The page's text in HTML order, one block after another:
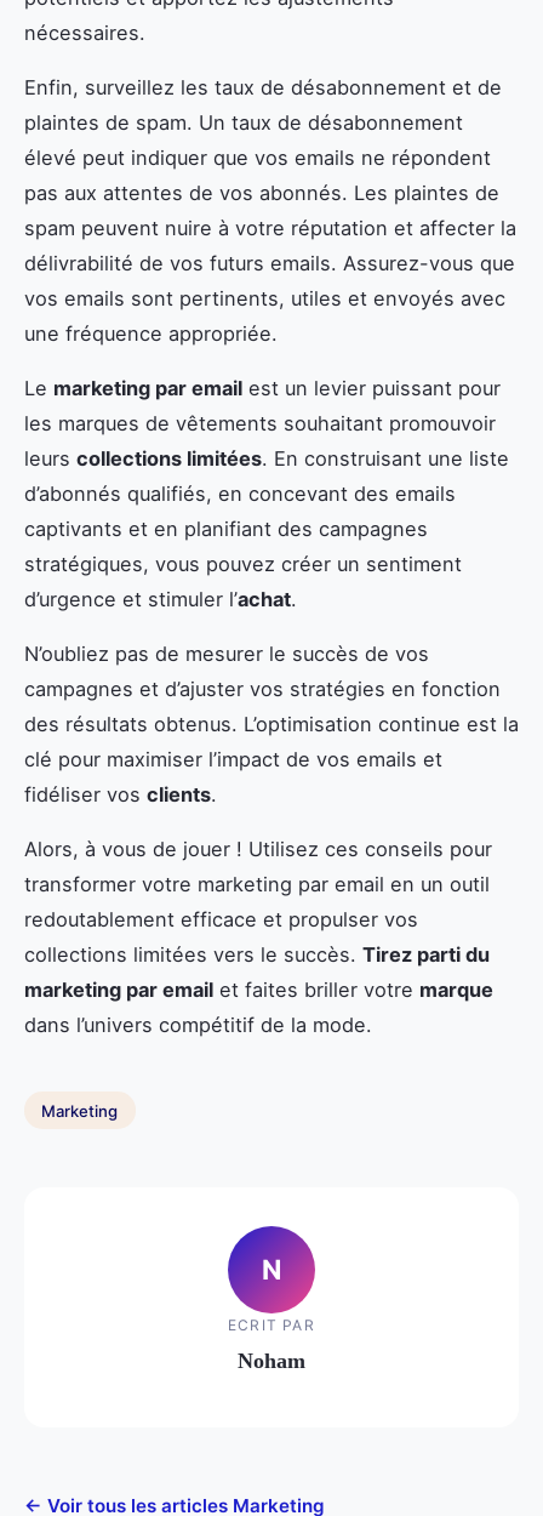
nécessaires.
Enfin, surveillez les taux de désabonnement et de
plaintes de spam. Un taux de désabonnement
élevé peut indiquer que vos emails ne répondent
pas aux attentes de vos abonnés. Les plaintes de
spam peuvent nuire à votre réputation et affecter la
délivrabilité de vos futurs emails. Assurez-vous que
vos emails sont pertinents, utiles et envoyés avec
une fréquence appropriée.
Le marketing par email est un levier puissant pour
les marques de vêtements souhaitant promouvoir
leurs collections limitées. En construisant une liste
d’abonnés qualifiés, en concevant des emails
captivants et en planifiant des campagnes
stratégiques, vous pouvez créer un sentiment
d’urgence et stimuler l’achat.
N’oubliez pas de mesurer le succès de vos
campagnes et d’ajuster vos stratégies en fonction
des résultats obtenus. L’optimisation continue est la
clé pour maximiser l’impact de vos emails et
fidéliser vos clients.
Alors, à vous de jouer ! Utilisez ces conseils pour
transformer votre marketing par email en un outil
redoutablement efficace et propulser vos
collections limitées vers le succès. Tirez parti du
marketing par email et faites briller votre marque
dans l’univers compétitif de la mode.
Marketing
N
ECRIT PAR
Noham
← Voir tous les articles Marketing